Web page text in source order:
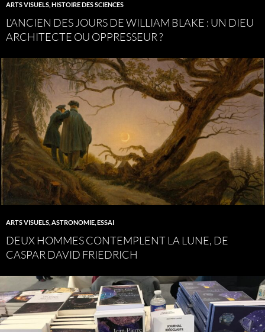
ARTS VISUELS HISTOIRE DES SCIENCES
L’ANCIEN DES JOURS DE WILLIAM BLAKE : UN DIEU
ARCHITECTE OU OPPRESSEUR ?
ARTS VISUELS ASTRONOMIE ESSAI
DEUX HOMMES CONTEMPLENT LA LUNE, DE
CASPAR DAVID FRIEDRICH